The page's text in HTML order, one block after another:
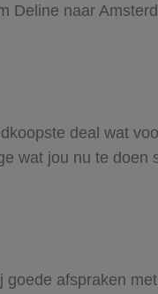
Deline naar
deal wat
wat jou nu te doen
afspraken